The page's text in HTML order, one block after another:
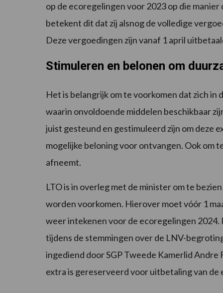
op de ecoregelingen voor 2023 op die
betekent dit dat zij alsnog de volledige
Deze vergoedingen zijn vanaf 1 april
Stimuleren en belonen om
Het is belangrijk om te voorkomen dat zich
waarin onvoldoende middelen beschikbaar
juist gesteund en gestimuleerd zijn om deze
mogelijke beloning voor ontvangen. Ook om
afneemt.
LTO is in overleg met de minister om te
worden voorkomen. Hierover moet vóór 1
weer intekenen voor de ecoregelingen
tijdens de stemmingen over de LNV-
ingediend door SGP Tweede Kamerlid Andre
extra is gereserveerd voor uitbetaling van